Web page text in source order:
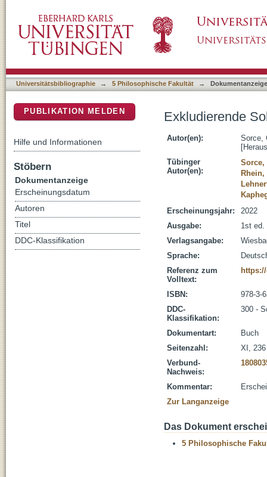
Universitätsbibliographie → 5 Philosophische Fakultät → Dokumentanzeige
Exkludierende
Autor(en):
Sorce,
Tübinger
Autor(en):
Sorce,
Erscheinungsjahr:
2022
Ausgabe:
1st ed.
Verlagsangabe:
Sprache:
Referenz zum
Volltext:
ISBN:
978-3-
DDC-
Klassifikation:
300 -
Dokumentart:
Buch
Seitenzahl:
XI,
Verbund-
Nachweis:
Kommentar:
Zur Langanzeige
Das Dokument
5 Philosophische
PUBLIKATION MELDEN
Hilfe und Informationen
Stöbern
Dokumentanzeige
Erscheinungsdatum
Autoren
Titel
DDC-Klassifikation